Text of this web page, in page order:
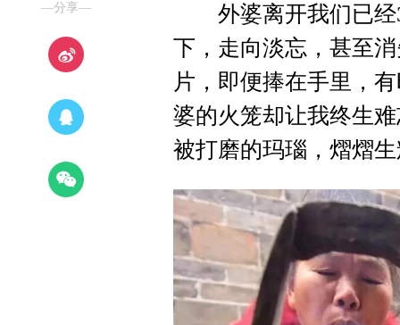
—分享—
外婆离开我们已经
下，走向淡忘，甚至
片，即便捧在手里，
婆的火笼却让我终生
被打磨的玛瑙，熠熠